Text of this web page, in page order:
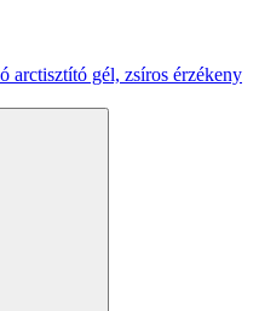
gél, zsíros érzékeny